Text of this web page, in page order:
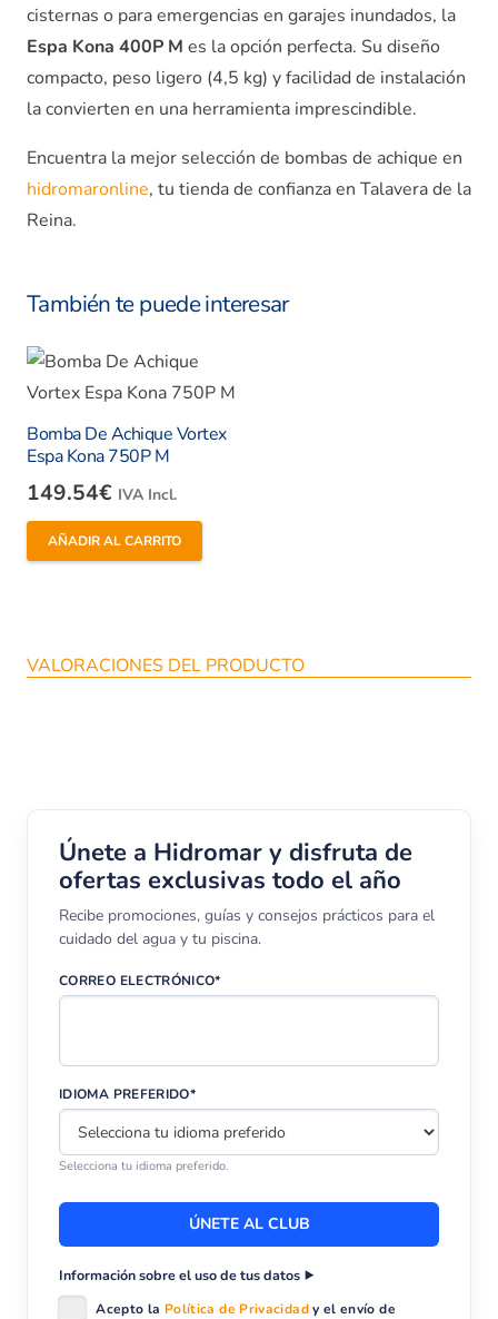
cisternas o para emergencias en garajes inundados, la
Espa Kona 400P M es la opción perfecta. Su diseño
compacto, peso ligero (4,5 kg) y facilidad de instalación
la convierten en una herramienta imprescindible.
Encuentra la mejor selección de bombas de achique en
hidromaronline, tu tienda de confianza en Talavera de la
Reina.
También te puede interesar
Bomba De Achique Vortex
Espa Kona 750P M
149.54€ IVA Incl.
AÑADIR AL CARRITO
VALORACIONES DEL PRODUCTO
Únete a Hidromar y disfruta de
ofertas exclusivas todo el año
Recibe promociones, guías y consejos prácticos para el
cuidado del agua y tu piscina.
CORREO ELECTRÓNICO*
IDIOMA PREFERIDO*
Selecciona tu idioma preferido.
Información sobre el uso de tus datos
Acepto la Política de Privacidady el envío de